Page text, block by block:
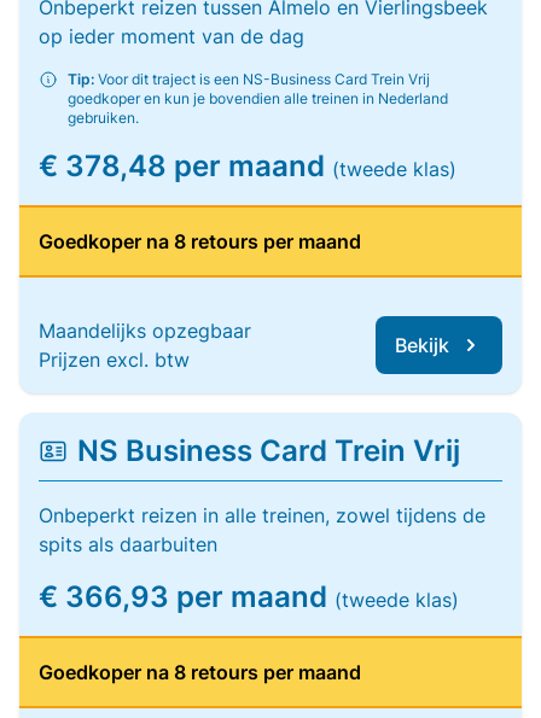
Onbeperkt reizen tussen Almelo en Vierlingsbeek
op ieder moment van de dag
Tip: Voor dit traject is een NS-Business Card Trein Vrij
goedkoper en kun je bovendien alle treinen in Nederland
gebruiken.
€ 378,48 per maand (tweede klas)
Goedkoper na 8 retours per maand
Maandelijks opzegbaar
Prijzen excl. btw
Bekijk
NS Business Card Trein Vrij
Onbeperkt reizen in alle treinen, zowel tijdens de
spits als daarbuiten
€ 366,93 per maand (tweede klas)
Goedkoper na 8 retours per maand